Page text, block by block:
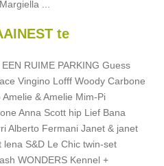
...
te
EEN RUIME PARKING Guess
Vingino Lofff Woody Carbone
Amelie & Amelie Mim-Pi
Anna Scott hip Lief Bana
Alberto Fermani Janet & janet
lena S&D Le Chic twin-set
WONDERS Kennel +